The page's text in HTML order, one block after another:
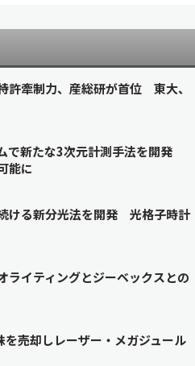
許牽制力、産総研が首位 東大、
で新たな3次元計測手法を開発
能に
ける新分光法を開発 光格子時計
ライティングとジーベックスとの
売却しレーザー・メガジュール